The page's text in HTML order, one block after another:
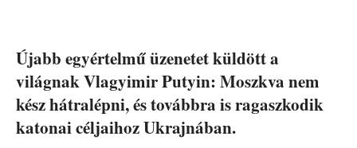
Újabb egyértelmű üzenetet küldött a
világnak Vlagyimir Putyin: Moszkva nem
kész hátralépni, és továbbra is ragaszkodik
katonai céljaihoz Ukrajnában.